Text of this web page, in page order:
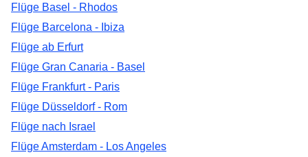
Flüge Basel - Rhodos
Flüge Barcelona - Ibiza
Flüge ab Erfurt
Flüge Gran Canaria - Basel
Flüge Frankfurt - Paris
Flüge Düsseldorf - Rom
Flüge nach Israel
Flüge Amsterdam - Los Angeles